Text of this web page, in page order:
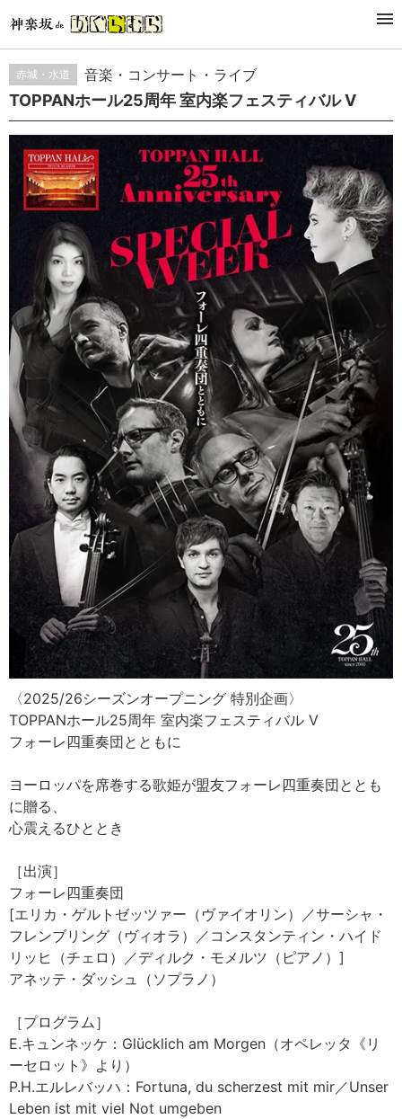
กิจกรรม
赤城・水道 音楽・コンサート・ライブ
TOPPANホール25周年 室内楽フェスティバル Ⅴ
〈2025/26シーズンオープニング 特別企画〉
TOPPANホール25周年 室内楽フェスティバル Ⅴ
フォーレ四重奏団とともに
ヨーロッパを席巻する歌姫が盟友フォーレ四重奏団ととも
に贈る、
心震えるひととき
［出演］
フォーレ四重奏団
[エリカ・ゲルトゼッツァー（ヴァイオリン）／サーシャ・
フレンブリング（ヴィオラ）／コンスタンティン・ハイド
リッヒ（チェロ）／ディルク・モメルツ（ピアノ）]
アネッテ・ダッシュ（ソプラノ）
［プログラム］
E.キュンネッケ：Glücklich am Morgen（オペレッタ《リ
ーセロット》より）
P.H.エルレバッハ：Fortuna, du scherzest mit mir／Unser
Leben ist mit viel Not umgeben